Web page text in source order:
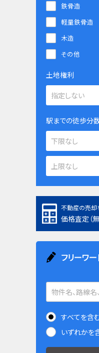
鉄骨造
軽量鉄骨造
木造
その他
土地権利
駅までの徒歩分
不動産の売却
価格査定（
フリーワ
すべてを含
いずれかを